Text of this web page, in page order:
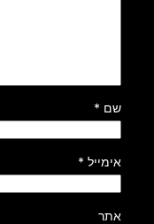
שם *
אימייל *
אתר